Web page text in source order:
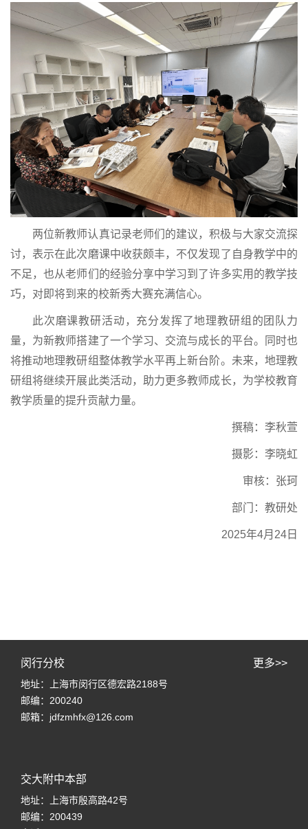
两位新教师认真记录老师们的建议，积极与大家交流探
讨，表示在此次磨课中收获颇丰，不仅发现了自身教学中的
不足，也从老师们的经验分享中学习到了许多实用的教学技
巧，对即将到来的校新秀大赛充满信心。
此次磨课教研活动，充分发挥了地理教研组的团队力
量，为新教师搭建了一个学习、交流与成长的平台。同时也
将推动地理教研组整体教学水平再上新台阶。未来，地理教
研组将继续开展此类活动，助力更多教师成长，为学校教育
教学质量的提升贡献力量。
撰稿：李秋萱
摄影：李晓虹
审核：张珂
部门：教研处
2025年4月24日
闵行分校 更多>>
地址：上海市闵行区德宏路2188号
邮编：200240
邮箱：jdfzmhfx@126.com
交大附中本部
地址：上海市殷高路42号
邮编：200439